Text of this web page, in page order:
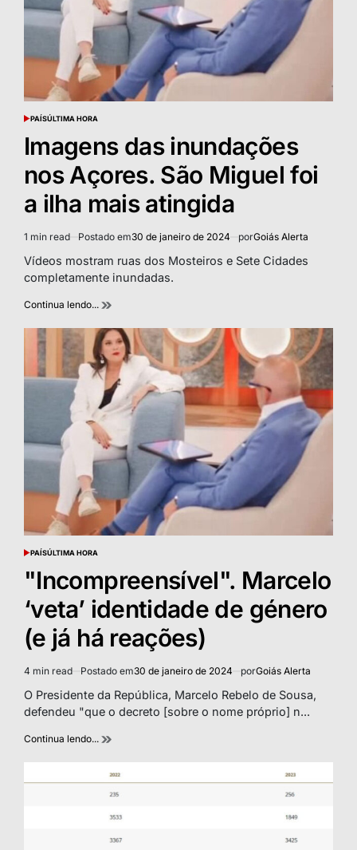
POSTED
PAÍSÚLTIMA HORA
Imagens das inundações
nos Açores. São Miguel foi
a ilha mais atingida
Estimated
read
1 min read Postado em30 de janeiro de 2024 porGoiás Alerta
Vídeos mostram ruas dos Mosteiros e Sete Cidades
completamente inundadas.
Continua lendo...
POSTED
PAÍSÚLTIMA HORA
"Incompreensível". Marcelo
‘veta’ identidade de género
(e já há reações)
Estimated
read
time
4 min read Postado em30 de janeiro de 2024 porGoiás Alerta
O Presidente da República, Marcelo Rebelo de Sousa,
defendeu "que o decreto [sobre o nome próprio] n...
Continua lendo...